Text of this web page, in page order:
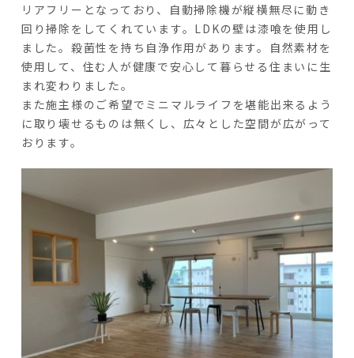
リアフリーとなっており、自動掃除機が縦横無尽に動き
回り掃除をしてくれています。LDKの壁は漆喰を使用し
ました。殺菌性を持ち自浄作用があります。自然素材を
使用して、住む人が健康で安心して暮らせる住まいに生
まれ変わりました。
また施主様のご希望でミニマルライフを堪能出来るよう
に取り壊せるものは無くし、広々とした空間が広がって
おります。